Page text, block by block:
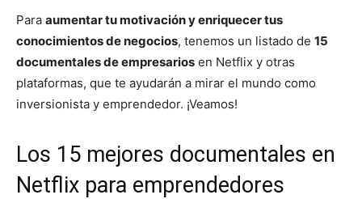
Para aumentar tu motivación y enriquecer tus
conocimientos de negocios, tenemos un listado de 15
documentales de empresarios en Netflix y otras
plataformas, que te ayudarán a mirar el mundo como
inversionista y emprendedor. ¡Veamos!
Los 15 mejores documentales en
Netflix para emprendedores